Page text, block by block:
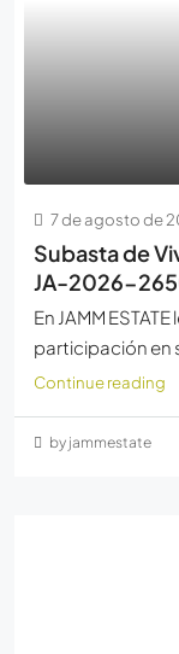
7 de agosto de
Subasta de
JA-2026-
En JAMM
participación en
Continue reading
by jammestate